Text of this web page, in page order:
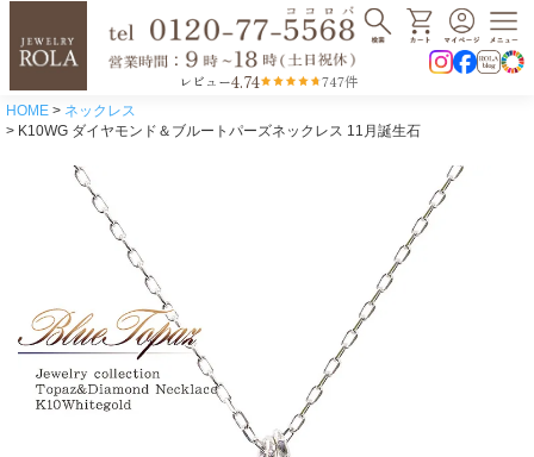
レビュー4.74 747件
HOME
ネックレス
K10WG ダイヤモンド＆ブルートパーズネックレス 11月誕生石